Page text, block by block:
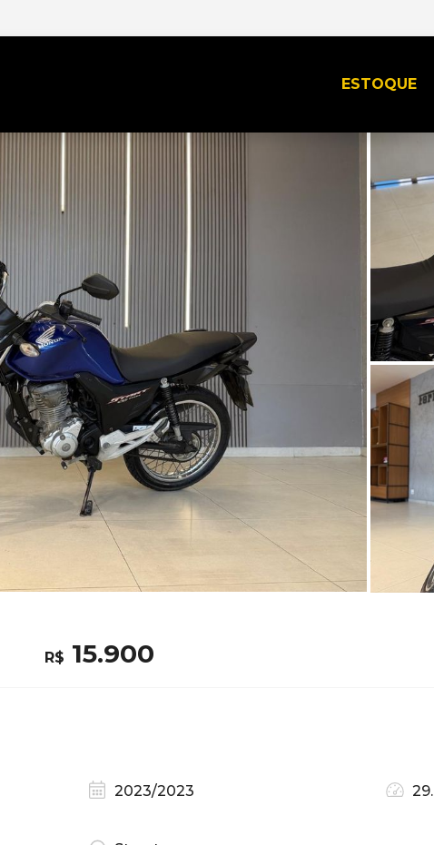
ESTOQUE
R$ 15.900
2023/2023